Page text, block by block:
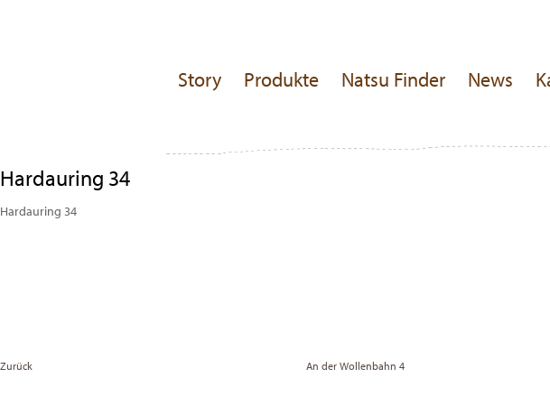
Story Produkte Natsu Finder News
Hardauring 34
Hardauring 34
Zurück
An der Wollenbahn 4